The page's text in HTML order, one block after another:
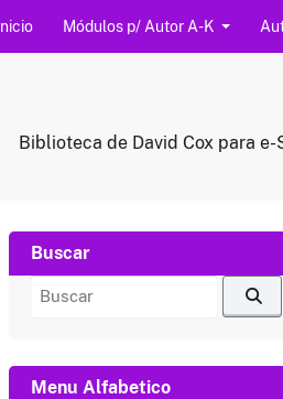
Inicio
Módulos p/ Autor A-K
Biblioteca de David Cox para
Buscar
Buscar
Menu Alfabetico